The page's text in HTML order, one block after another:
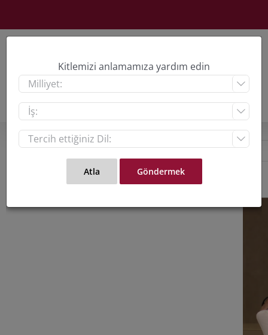
content
View
Kitlemizi anlamamıza yardım edin


